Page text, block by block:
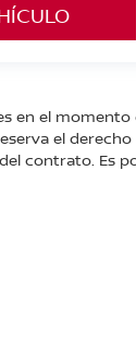
en el
el
contrato. Es